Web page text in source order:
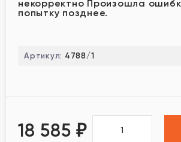
некорректно Произошла
попытку позднее.
Артикул: 4788/1
18 585₽